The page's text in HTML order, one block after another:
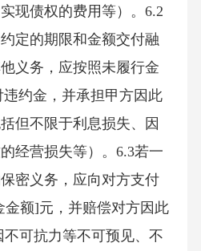
现债权的费用等）。6.2
定的期限和金额交付融
义务，应按照未履行金
约金，并承担甲方因此
但不限于利息损失、因
经营损失等）。6.3若一
密义务，应向对方支付
额]元，并赔偿对方因此
可抗力等不可预见、不